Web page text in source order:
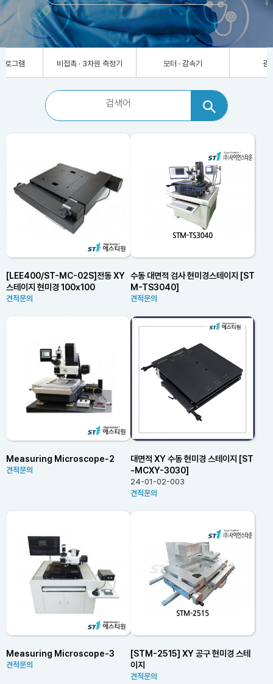
측정기 모터 · 감속기 광계측기
[LEE400/ST-MC-02S]전동 XY
스테이지 현미경 100x100
견적문의
수동 대면적 검사 현미경스테이지 [ST
M-TS3040]
견적문의
Measuring Microscope-2
견적문의
대면적 XY 수동 현미경 스테이지 [ST
-MCXY-3030]
24-01-02-003
견적문의
Measuring Microscope-3
견적문의
[STM-2515] XY 공구 현미경 스테
이지
견적문의